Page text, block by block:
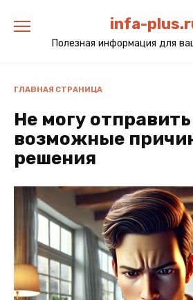
содержанию
infa-
Полезная информация для
ГЛАВНАЯ СТРАНИЦА
Не могу отправить
возможные
решения